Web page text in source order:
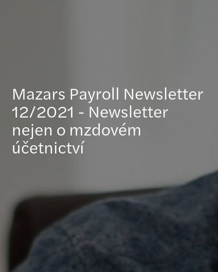
Mazars Payroll Newsletter
12/2021 - Newsletter
nejen o mzdovém
účetnictví